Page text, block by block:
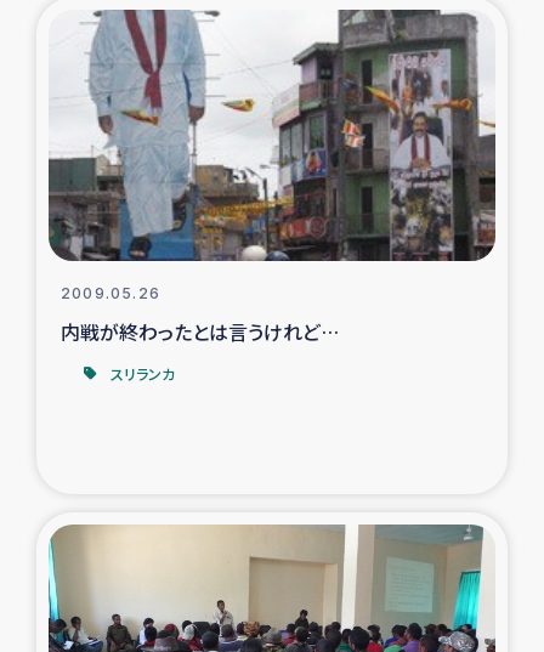
トルコ・シリア地震被災者支援
デニヤヤ小規模紅茶農家支援
コーヒー生産者支援
アイナロ県マウベシ郡でのコーヒー畑改善事業
2009.05.26
内戦が終わったとは言うけれど…
スリランカ